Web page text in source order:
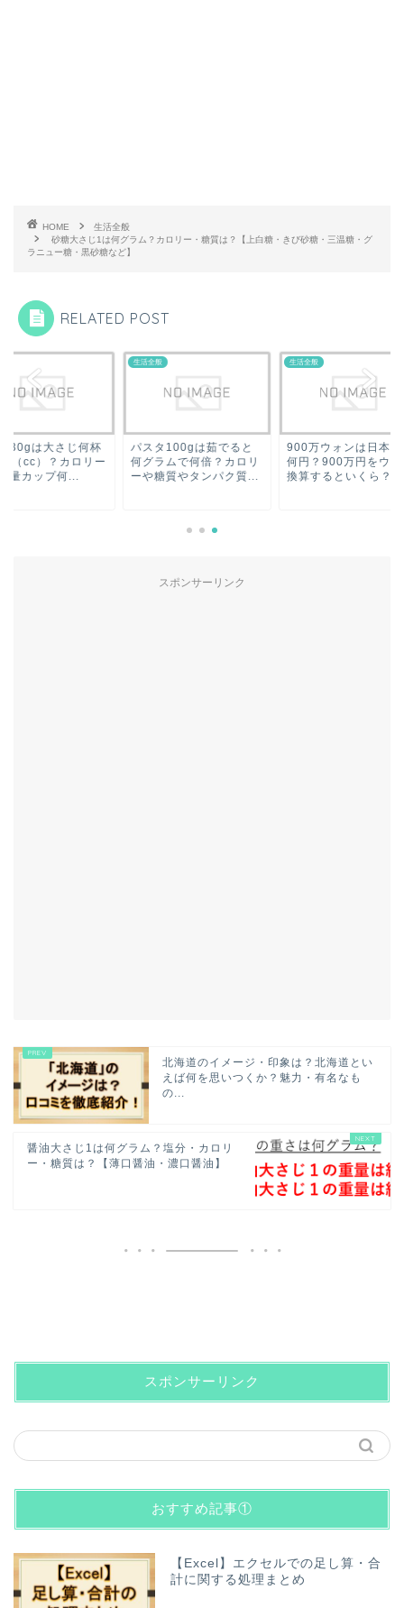
HOME
生活全般
砂糖大さじ1は何グラム？カロリー・糖質は？【上白糖・きび砂糖・三温糖・グ
ラニュー糖・黒砂糖など】
RELATED POST
タ100gは茹でると
ラムで何倍？カロリ
糖質やタンパク質...
生活全般
900万ウォンは日本円で
何円？900万円をウォン
換算するといくら？
生活全般
片栗粉30gは大さじ
で何ml（cc）？カロ
は？計量カップ何...
スポンサーリンク
北海道のイメージ・印象は？北海道とい
えば何を思いつくか？魅力・有名なも
の...
醤油大さじ1は何グラム？塩分・カロリ
ー・糖質は？【薄口醤油・濃口醤油】
スポンサーリンク
おすすめ記事①
【Excel】エクセルでの足し算・合
計に関する処理まとめ